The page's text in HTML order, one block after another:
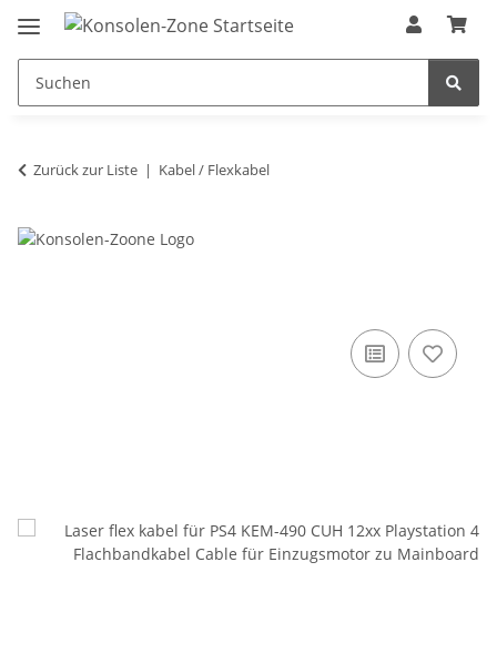
Zurück zur Liste Kabel / Flexkabel